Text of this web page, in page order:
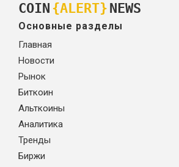
COIN {ALERT} NEWS
Основные разделы
Главная
Новости
Рынок
Биткоин
Альткоины
Аналитика
Тренды
Биржи